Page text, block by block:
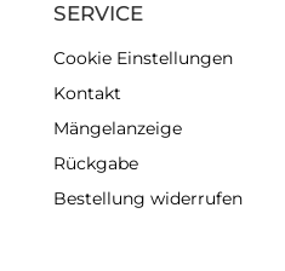
SERVICE
Cookie Einstellungen
Kontakt
Mängelanzeige
Rückgabe
Bestellung widerrufen